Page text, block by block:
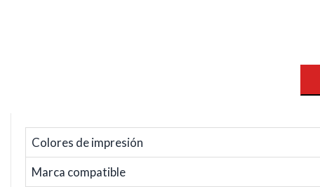
Colores de impresión
Marca compatible